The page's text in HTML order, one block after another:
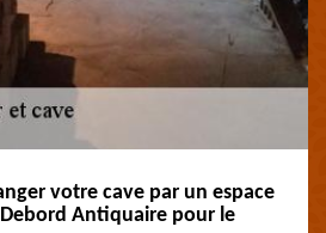
votre cave par un espace
Antiquaire pour le